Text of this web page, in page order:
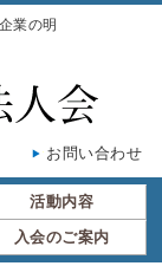
業の明
お問い合わせ
活動内容
入会のご案内